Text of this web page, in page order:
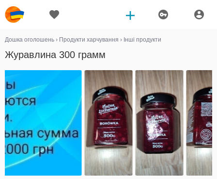
Дошка оголошень › Продукти харчування › Інші продукти
Журавлина 300 грамм